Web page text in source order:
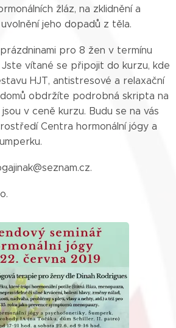
žláz, na zklidnění a
jeho dopadů z těla.
pro 8 žen v termínu
Jste vítané se připojit do kurzu, kde
HJT, antistresové a relaxační
obdržíte podrobná skripta na
v ceně kurzu. Budu se na vás
Centra hormonální jógy a